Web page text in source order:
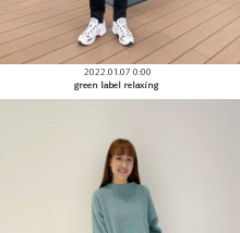
2022.01.07 0:00
green label relaxing